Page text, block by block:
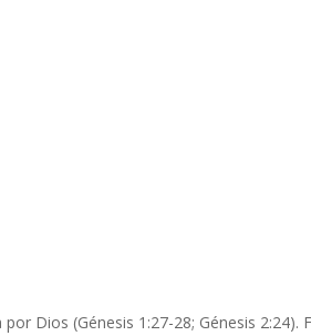
Dios (Génesis 1:27-28; Génesis 2:24).